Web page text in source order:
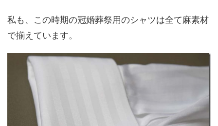
私も、この時期の冠婚葬祭用のシャツは全て麻素材
で揃えています。